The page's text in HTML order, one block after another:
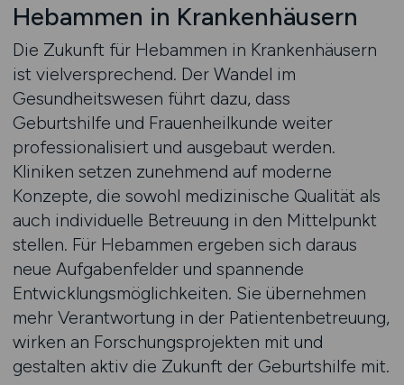
Hebammen in Krankenhäusern
Die Zukunft für Hebammen in Krankenhäusern
ist vielversprechend. Der Wandel im
Gesundheitswesen führt dazu, dass
Geburtshilfe und Frauenheilkunde weiter
professionalisiert und ausgebaut werden.
Kliniken setzen zunehmend auf moderne
Konzepte, die sowohl medizinische Qualität als
auch individuelle Betreuung in den Mittelpunkt
stellen. Für Hebammen ergeben sich daraus
neue Aufgabenfelder und spannende
Entwicklungsmöglichkeiten. Sie übernehmen
mehr Verantwortung in der Patientenbetreuung,
wirken an Forschungsprojekten mit und
gestalten aktiv die Zukunft der Geburtshilfe mit.